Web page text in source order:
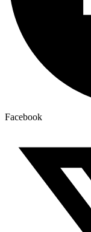
Facebook